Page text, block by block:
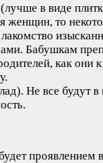
в виде
женщин, то
Бабушкам
как они к
Не все будут в
проявлением